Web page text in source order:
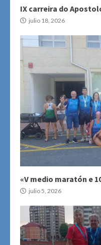
IX carreira do
julio 18, 2026
«V medio maratón e
julio 5, 2026